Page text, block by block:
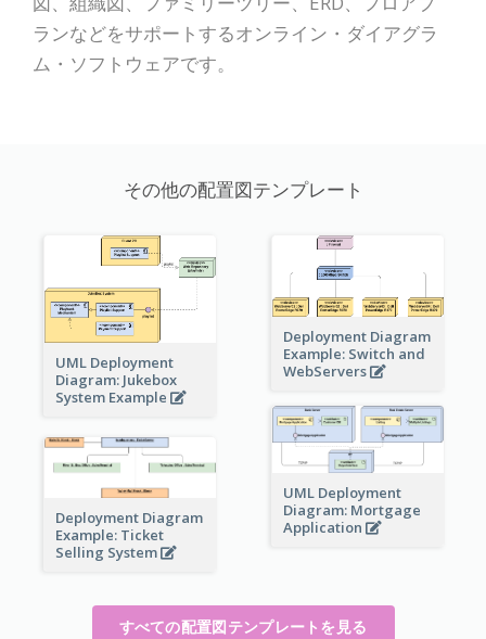
ランなどをサポートするオンライン・ダイアグラ
ム・ソフトウェアです。
その他の配置図テンプレート
UML Deployment
Diagram: Jukebox
System Example
Deployment Diagram
Example: Switch and
WebServers
UML Deployment
Diagram: Mortgage
Application
Deployment Diagram
Example: Ticket
Selling System
すべての配置図テンプレートを見る